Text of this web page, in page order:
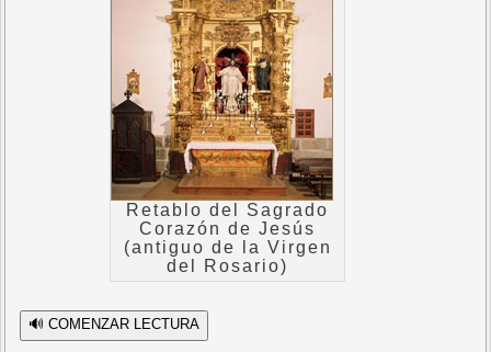
Retablo del Sagrado
Corazón de Jesús
(antiguo de la Virgen
del Rosario)
🔊 COMENZAR LECTURA